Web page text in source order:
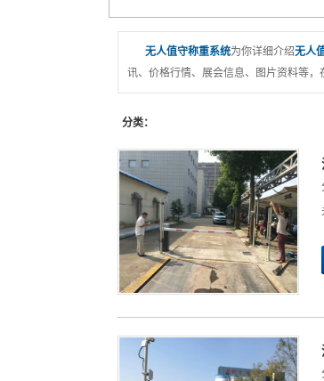
无人值守称重系统为你详细介绍无人
讯、价格行情、展会信息、图片资料等
分类：